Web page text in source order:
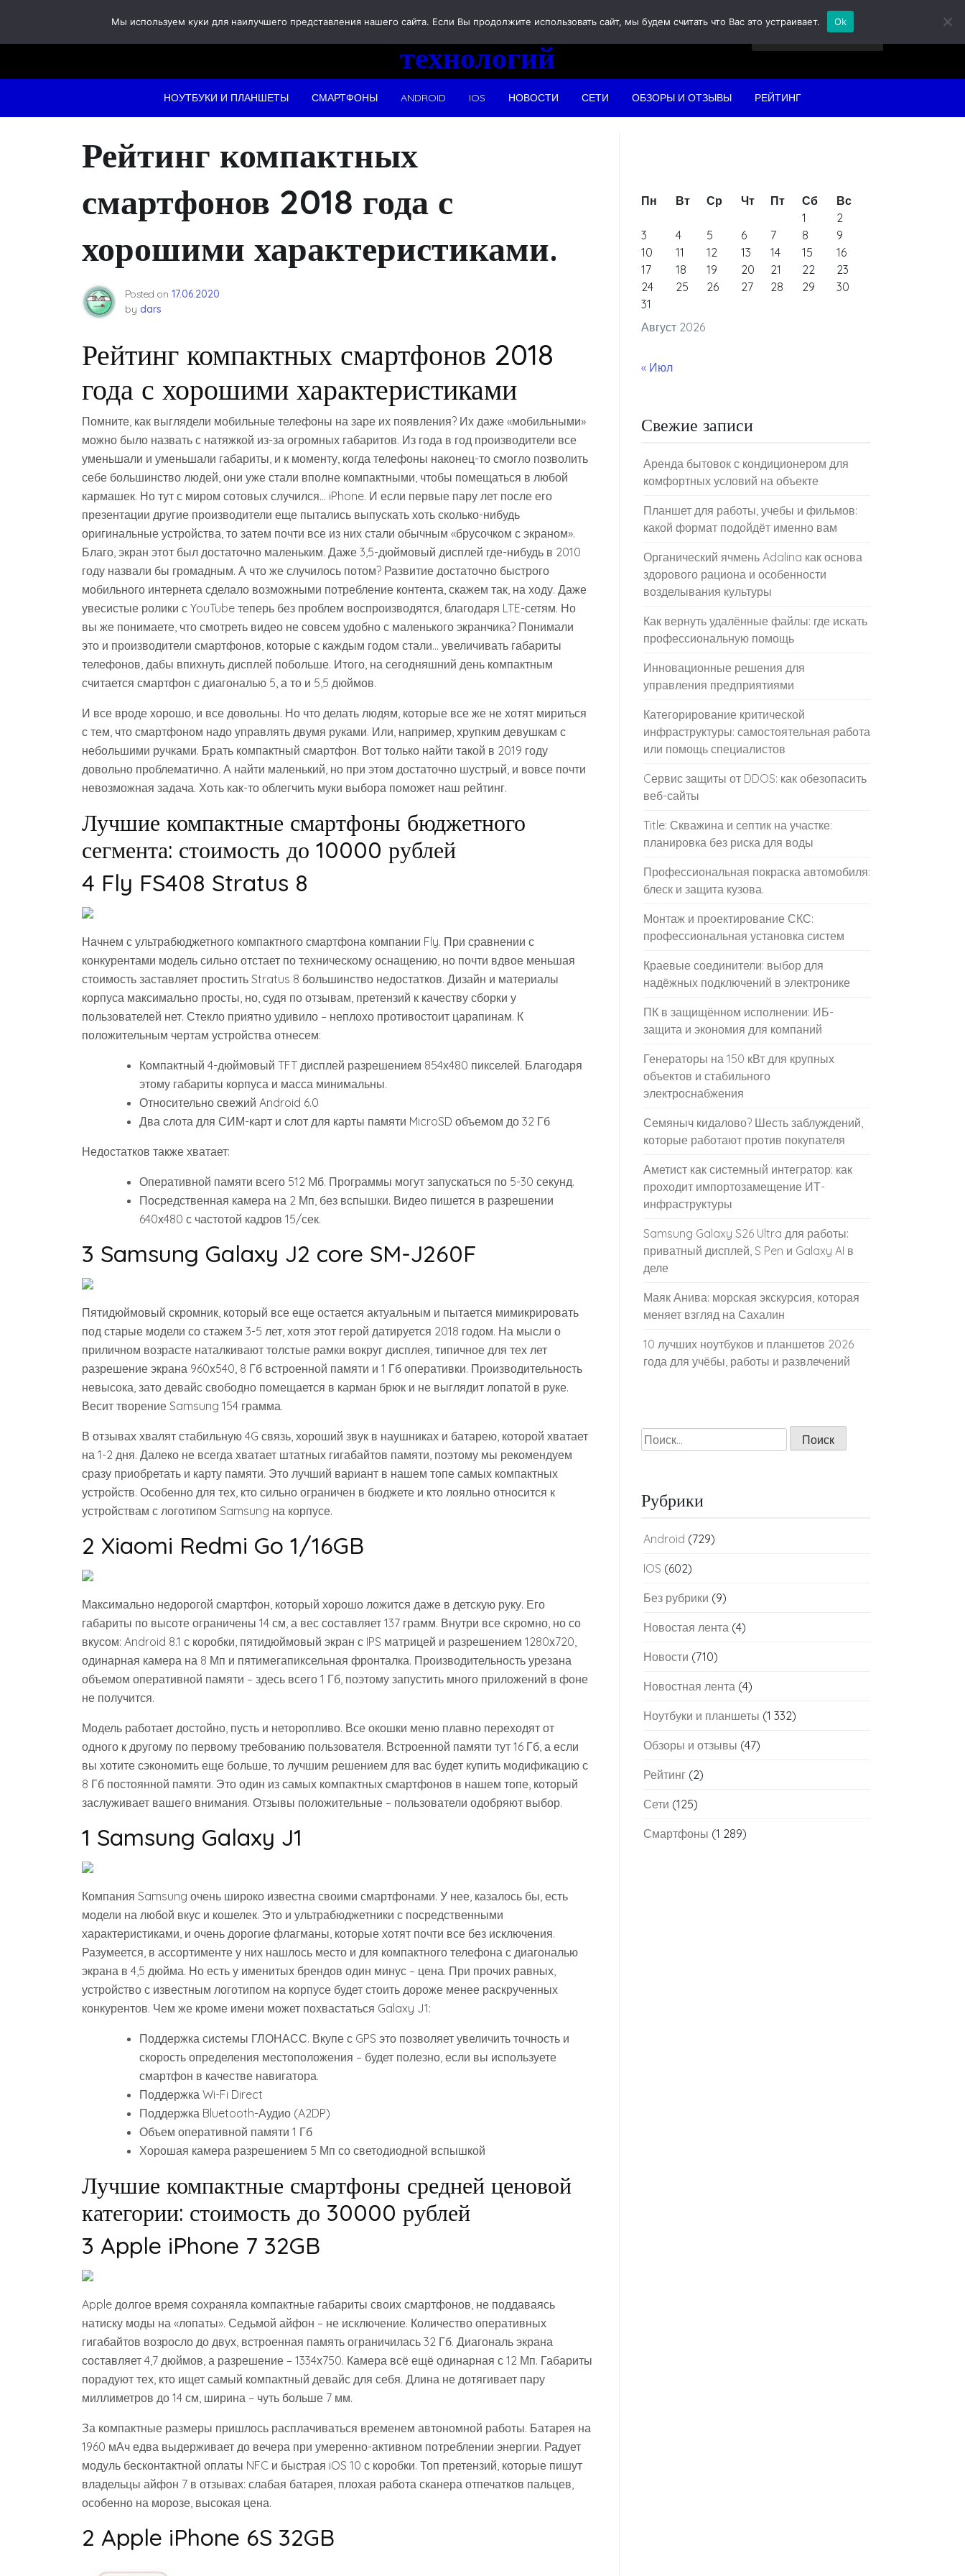
content
Новости
технологий
НОУТБУКИ И ПЛАНШЕТЫ СМАРТФОНЫ ANDROID IOS НОВОСТИ СЕТИ ОБЗОРЫ И ОТЗЫВЫ РЕЙТИНГ
Рейтинг компактных
смартфонов 2018 года с
хорошими характеристиками.
Posted on 17.06.2020
by dars
Рейтинг компактных смартфонов 2018
года с хорошими характеристиками
Помните, как выглядели мобильные телефоны на заре их появления? Их даже «мобильными»
можно было назвать с натяжкой из-за огромных габаритов. Из года в год производители все
уменьшали и уменьшали габариты, и к моменту, когда телефоны наконец-то смогло позволить
себе большинство людей, они уже стали вполне компактными, чтобы помещаться в любой
кармашек. Но тут с миром сотовых случился… iPhone. И если первые пару лет после его
презентации другие производители еще пытались выпускать хоть сколько-нибудь
оригинальные устройства, то затем почти все из них стали обычным «брусочком с экраном».
Благо, экран этот был достаточно маленьким. Даже 3,5-дюймовый дисплей где-нибудь в 2010
году назвали бы громадным. А что же случилось потом? Развитие достаточно быстрого
мобильного интернета сделало возможными потребление контента, скажем так, на ходу. Даже
увесистые ролики с YouTube теперь без проблем воспроизводятся, благодаря LTE-сетям. Но
вы же понимаете, что смотреть видео не совсем удобно с маленького экранчика? Понимали
это и производители смартфонов, которые с каждым годом стали… увеличивать габариты
телефонов, дабы впихнуть дисплей побольше. Итого, на сегодняшний день компактным
считается смартфон с диагональю 5, а то и 5,5 дюймов.
И все вроде хорошо, и все довольны. Но что делать людям, которые все же не хотят мириться
с тем, что смартфоном надо управлять двумя руками. Или, например, хрупким девушкам с
небольшими ручками. Брать компактный смартфон. Вот только найти такой в 2019 году
довольно проблематично. А найти маленький, но при этом достаточно шустрый, и вовсе почти
невозможная задача. Хоть как-то облегчить муки выбора поможет наш рейтинг.
Лучшие компактные смартфоны бюджетного
сегмента: стоимость до 10000 рублей
4 Fly FS408 Stratus 8
Начнем с ультрабюджетного компактного смартфона компании Fly. При сравнении с
конкурентами модель сильно отстает по техническому оснащению, но почти вдвое меньшая
стоимость заставляет простить Stratus 8 большинство недостатков. Дизайн и материалы
корпуса максимально просты, но, судя по отзывам, претензий к качеству сборки у
пользователей нет. Стекло приятно удивило – неплохо противостоит царапинам. К
положительным чертам устройства отнесем:
Компактный 4-дюймовый TFT дисплей разрешением 854х480 пикселей. Благодаря
этому габариты корпуса и масса минимальны.
Относительно свежий Android 6.0
Два слота для СИМ-карт и слот для карты памяти MicroSD объемом до 32 Гб
Недостатков также хватает:
Оперативной памяти всего 512 Мб. Программы могут запускаться по 5-30 секунд.
Посредственная камера на 2 Мп, без вспышки. Видео пишется в разрешении
640х480 с частотой кадров 15/сек.
3 Samsung Galaxy J2 core SM-J260F
Пятидюймовый скромник, который все еще остается актуальным и пытается мимикрировать
под старые модели со стажем 3-5 лет, хотя этот герой датируется 2018 годом. На мысли о
приличном возрасте наталкивают толстые рамки вокруг дисплея, типичное для тех лет
разрешение экрана 960х540, 8 Гб встроенной памяти и 1 Гб оперативки. Производительность
невысока, зато девайс свободно помещается в карман брюк и не выглядит лопатой в руке.
Весит творение Samsung 154 грамма.
В отзывах хвалят стабильную 4G связь, хороший звук в наушниках и батарею, которой хватает
на 1-2 дня. Далеко не всегда хватает штатных гигабайтов памяти, поэтому мы рекомендуем
сразу приобретать и карту памяти. Это лучший вариант в нашем топе самых компактных
устройств. Особенно для тех, кто сильно ограничен в бюджете и кто лояльно относится к
устройствам с логотипом Samsung на корпусе.
2 Xiaomi Redmi Go 1/16GB
Максимально недорогой смартфон, который хорошо ложится даже в детскую руку. Его
габариты по высоте ограничены 14 см, а вес составляет 137 грамм. Внутри все скромно, но со
вкусом: Android 8.1 с коробки, пятидюймовый экран с IPS матрицей и разрешением 1280х720,
одинарная камера на 8 Мп и пятимегапиксельная фронталка. Производительность урезана
объемом оперативной памяти – здесь всего 1 Гб, поэтому запустить много приложений в фоне
не получится.
Модель работает достойно, пусть и неторопливо. Все окошки меню плавно переходят от
одного к другому по первому требованию пользователя. Встроенной памяти тут 16 Гб, а если
вы хотите сэкономить еще больше, то лучшим решением для вас будет купить модификацию с
8 Гб постоянной памяти. Это один из самых компактных смартфонов в нашем топе, который
заслуживает вашего внимания. Отзывы положительные – пользователи одобряют выбор.
1 Samsung Galaxy J1
Компания Samsung очень широко известна своими смартфонами. У нее, казалось бы, есть
модели на любой вкус и кошелек. Это и ультрабюджетники с посредственными
характеристиками, и очень дорогие флагманы, которые хотят почти все без исключения.
Разумеется, в ассортименте у них нашлось место и для компактного телефона с диагональю
экрана в 4,5 дюйма. Но есть у именитых брендов один минус – цена. При прочих равных,
устройство с известным логотипом на корпусе будет стоить дороже менее раскрученных
конкурентов. Чем же кроме имени может похвастаться Galaxy J1:
Поддержка системы ГЛОНАСС. Вкупе с GPS это позволяет увеличить точность и
скорость определения местоположения – будет полезно, если вы используете
смартфон в качестве навигатора.
Поддержка Wi-Fi Direct
Поддержка Bluetooth-Аудио (A2DP)
Объем оперативной памяти 1 Гб
Хорошая камера разрешением 5 Мп со светодиодной вспышкой
Лучшие компактные смартфоны средней ценовой
категории: стоимость до 30000 рублей
3 Apple iPhone 7 32GB
Apple долгое время сохраняла компактные габариты своих смартфонов, не поддаваясь
натиску моды на «лопаты». Седьмой айфон – не исключение. Количество оперативных
гигабайтов возросло до двух, встроенная память ограничилась 32 Гб. Диагональ экрана
составляет 4,7 дюймов, а разрешение – 1334х750. Камера всё ещё одинарная с 12 Мп. Габариты
порадуют тех, кто ищет самый компактный девайс для себя. Длина не дотягивает пару
миллиметров до 14 см, ширина – чуть больше 7 мм.
За компактные размеры пришлось расплачиваться временем автономной работы. Батарея на
1960 мАч едва выдерживает до вечера при умеренно-активном потреблении энергии. Радует
модуль бесконтактной оплаты NFC и быстрая iOS 10 с коробки. Топ претензий, которые пишут
владельцы айфон 7 в отзывах: слабая батарея, плохая работа сканера отпечатков пальцев,
особенно на морозе, высокая цена.
2 Apple iPhone 6S 32GB
Август 2026
Пн Вт Ср Чт Пт Сб
Вс
1
2
3
4 5 6 7 8
9
10
11 12 13 14 15
16
17
18 19 20 21 22
23
24
25 26 27 28 29
30
31
« Июл
Свежие записи
Аренда бытовок с кондиционером для
комфортных условий на объекте
Планшет для работы, учебы и фильмов:
какой формат подойдёт именно вам
Органический ячмень Adalina как основа
здорового рациона и особенности
возделывания культуры
Как вернуть удалённые файлы: где искать
профессиональную помощь
Инновационные решения для
управления предприятиями
Категорирование критической
инфраструктуры: самостоятельная работа
или помощь специалистов
Cервис защиты от DDOS: как обезопасить
веб-сайты
Title: Скважина и септик на участке:
планировка без риска для воды
Профессиональная покраска автомобиля:
блеск и защита кузова.
Монтаж и проектирование СКС:
профессиональная установка систем
Краевые соединители: выбор для
надёжных подключений в электронике
ПК в защищённом исполнении: ИБ-
защита и экономия для компаний
Генераторы на 150 кВт для крупных
объектов и стабильного
электроснабжения
Семяныч кидалово? Шесть заблуждений,
которые работают против покупателя
Аметист как системный интегратор: как
проходит импортозамещение ИТ-
инфраструктуры
Samsung Galaxy S26 Ultra для работы:
приватный дисплей, S Pen и Galaxy AI в
деле
Маяк Анива: морская экскурсия, которая
меняет взгляд на Сахалин
10 лучших ноутбуков и планшетов 2026
года для учёбы, работы и развлечений
Найти:
Рубрики
Android (729)
IOS (602)
Без рубрики (9)
Новостая лента (4)
Новости (710)
Новостная лента (4)
Ноутбуки и планшеты (1 332)
Обзоры и отзывы (47)
Рейтинг (2)
Сети (125)
Смартфоны (1 289)
Мы используем куки для наилучшего представления нашего сайта. Если Вы продолжите использовать сайт, мы будем считать что Вас это устраивает. Ok